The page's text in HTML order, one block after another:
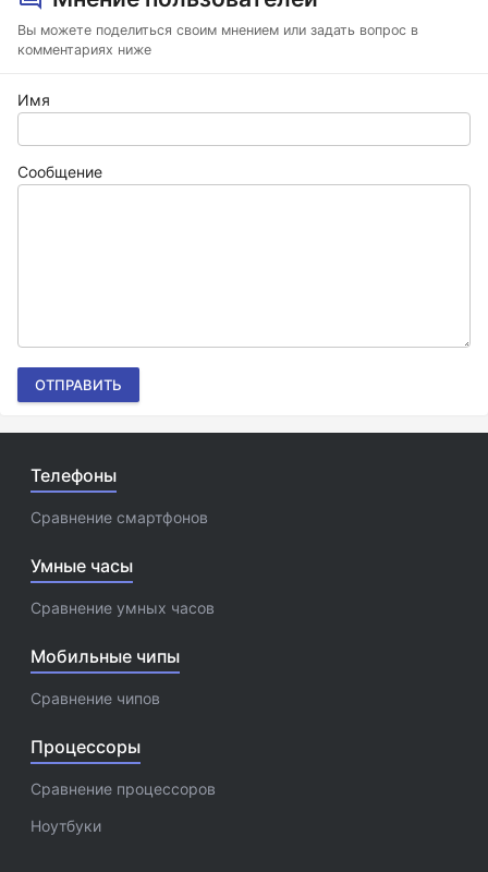
Вы можете поделиться своим мнением или задать вопрос в
комментариях ниже
Имя
Сообщение
ОТПРАВИТЬ
Телефоны
Сравнение смартфонов
Умные часы
Сравнение умных часов
Мобильные чипы
Сравнение чипов
Процессоры
Сравнение процессоров
Ноутбуки